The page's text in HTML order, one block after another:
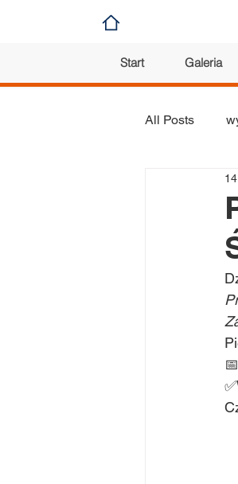
Start Galeria
All Posts